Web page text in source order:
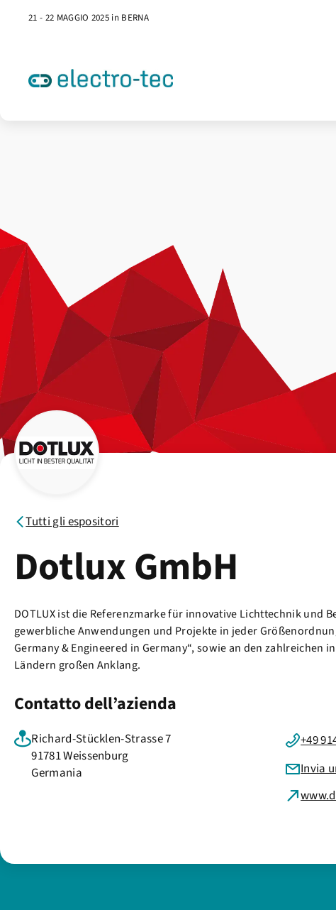
21 - 22 MAGGIO 2025 in BERNA
Tutti gli espositori
Dotlux GmbH
DOTLUX ist die Referenzmarke für innovative Lichttechnik
gewerbliche Anwendungen und Projekte in jeder
Germany & Engineered in Germany“, sowie an den
Ländern großen Anklang.
Contatto dell’azienda
Richard-Stücklen-Strasse 7
91781 Weissenburg
Germania
+49
Invia